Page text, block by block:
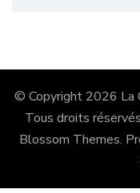
© Copyright 2026 La
Tous droits
Blossom Themes.